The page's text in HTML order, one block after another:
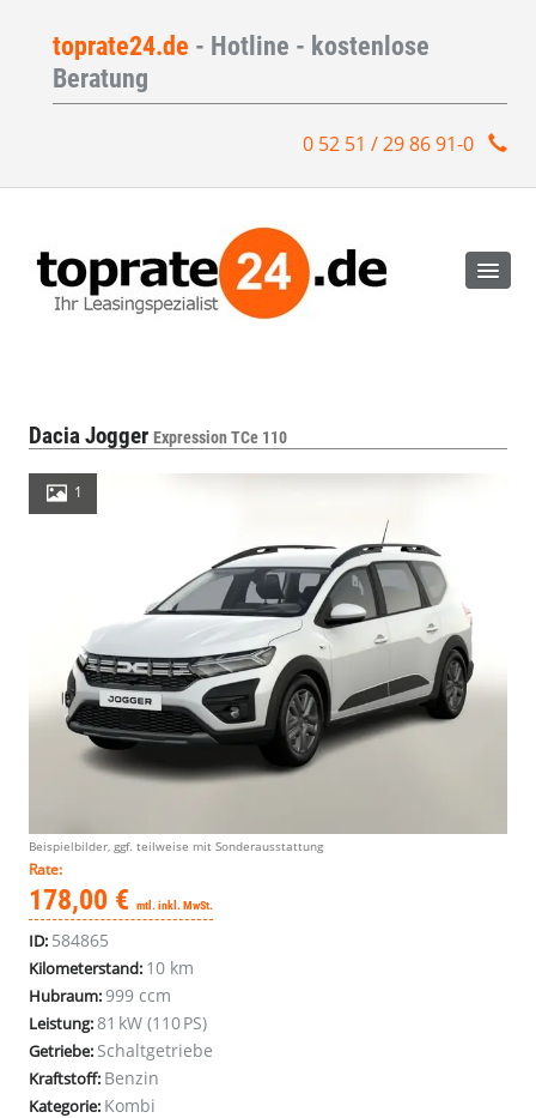
toprate24.de - Hotline - kostenlose
Beratung
0 52 51 / 29 86 91-0
Dacia Jogger Expression TCe 110
1
Beispielbilder, ggf. teilweise mit Sonderausstattung
Rate:
178,00 € mtl. inkl. MwSt.
ID: 584865
Kilometerstand: 10 km
Hubraum:999 ccm
Leistung:81 kW (110 PS)
Getriebe: Schaltgetriebe
Kraftstoff: Benzin
Kategorie: Kombi